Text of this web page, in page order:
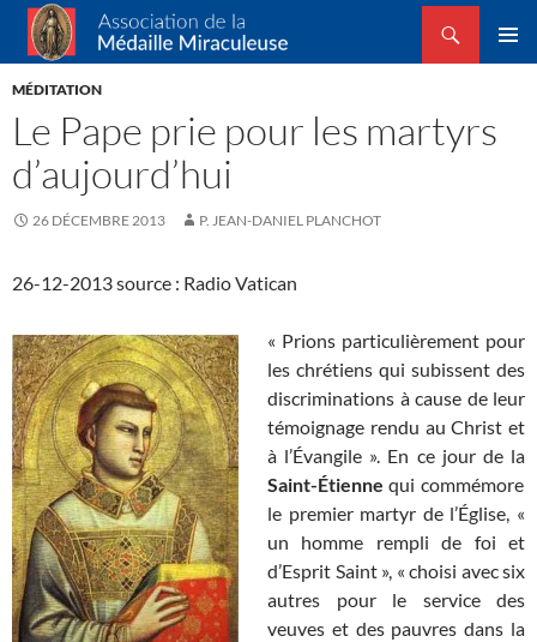
Association de la Médaille Miraculeuse
Recherche
ALLER
AU
MÉDITATION
Le Pape prie pour les martyrs
d’aujourd’hui
26 DÉCEMBRE 2013 P. JEAN-DANIEL PLANCHOT
26-12-2013 source : Radio Vatican
« Prions particulièrement pour
les chrétiens qui subissent des
discriminations à cause de leur
témoignage rendu au Christ et
à l’Évangile ». En ce jour de la
Saint-Étienne qui commémore
le premier martyr de l’Église, «
un homme rempli de foi et
d’Esprit Saint », « choisi avec six
autres pour le service des
veuves et des pauvres dans la